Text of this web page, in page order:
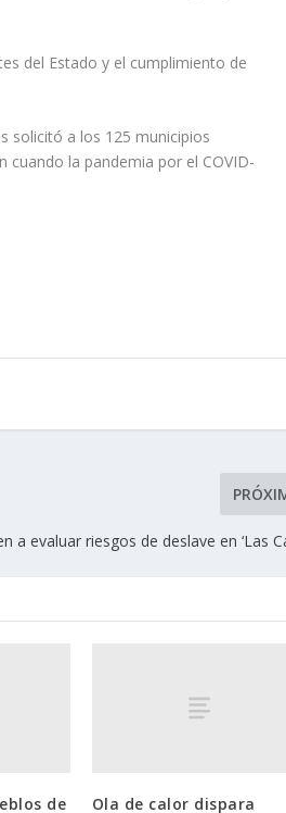
del Estado y el cumplimiento de
solicitó a los 125 municipios
cuando la pandemia por el COVID-
a evaluar riesgos de deslave en ‘Las
de
Ola de calor dispara